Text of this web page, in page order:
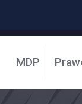
MDP